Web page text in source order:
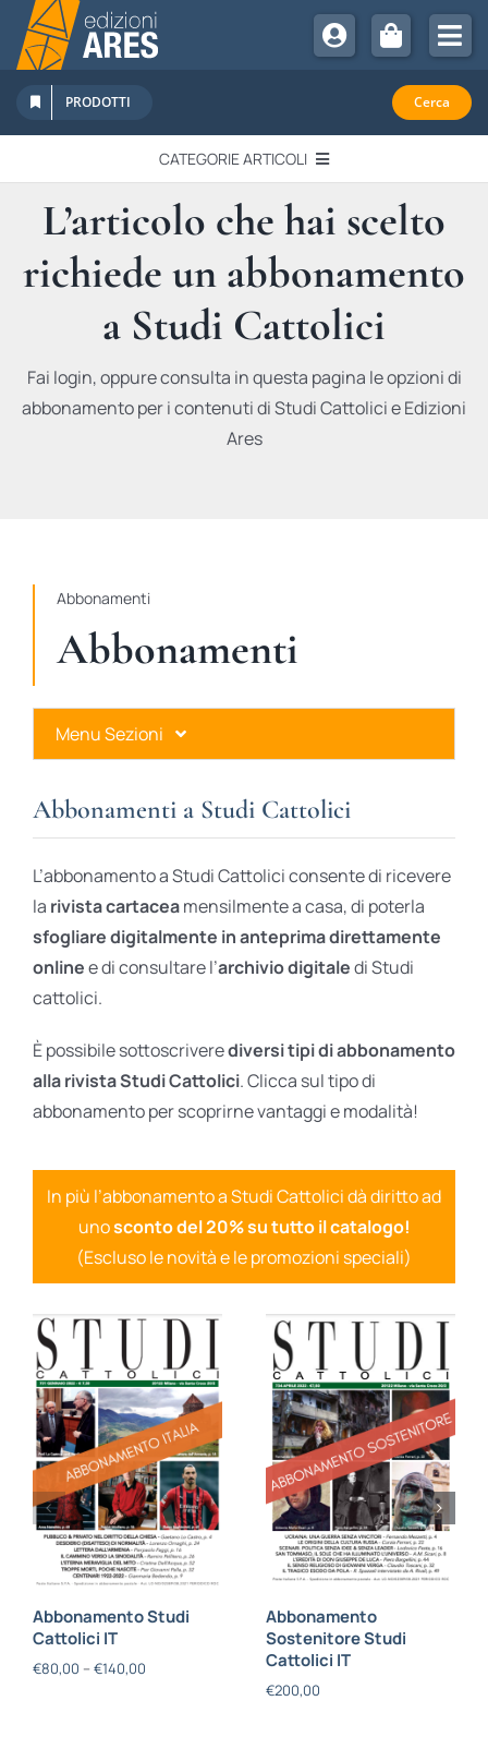
Salta
contenuto
Chi Siamo
Sostienici
Abbonamenti
Promozioni
Newsletter
PRODOTTI Cerca
CATEGORIE ARTICOLI
EDITORIALI
IN QUESTO NUMERO
RECENSIONI
L’articolo che hai scelto
richiede un abbonamento
a Studi Cattolici
Fai login, oppure consulta in questa pagina le opzioni di
abbonamento per i contenuti di Studi Cattolici e Edizioni
Ares
Abbonamenti
Abbonamenti
Menu Sezioni
Ares Gold
Ares Digital
Ares Gift Card
Abbonamenti a Studi Cattolici
L’abbonamento a Studi Cattolici consente di ricevere
la rivista cartaceamensilmente a casa, di poterla
sfogliare digitalmente in anteprima direttamente
onlinee di consultare l’archivio digitaledi Studi
cattolici.
È possibile sottoscriverediversi tipi di abbonamento
alla rivista Studi Cattolici. Clicca sul tipo di
abbonamento per scoprirne vantaggi e modalità!
In più l’abbonamento a Studi Cattolici dà diritto ad
unosconto del 20% su tutto il catalogo!
(Escluso le novità e le promozioni speciali)
Abbonamento Studi
Cattolici IT
€80,00 – €140,00
Abbonamento
Sostenitore Studi
Cattolici IT
€200,00